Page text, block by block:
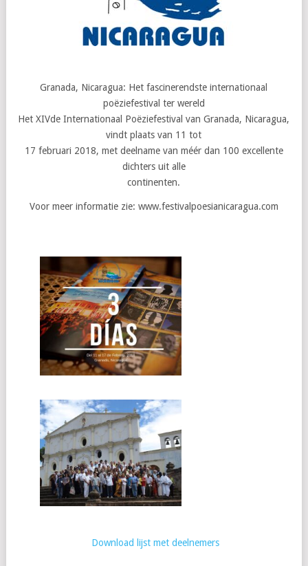
Granada, Nicaragua: Het fascinerendste internationaal
poëziefestival ter wereld
Het XIVde Internationaal Poëziefestival van Granada, Nicaragua,
vindt plaats van 11 tot
17 februari 2018, met deelname van méér dan 100 excellente
dichters uit alle
continenten.
Voor meer informatie zie: www.festivalpoesianicaragua.com
Download lijst met deelnemers